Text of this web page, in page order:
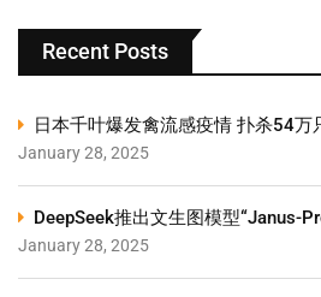
Recent Posts
日本千叶爆发禽流感疫情 扑杀54万
January 28, 2025
DeepSeek推出文生图模型“Janus-
January 28, 2025